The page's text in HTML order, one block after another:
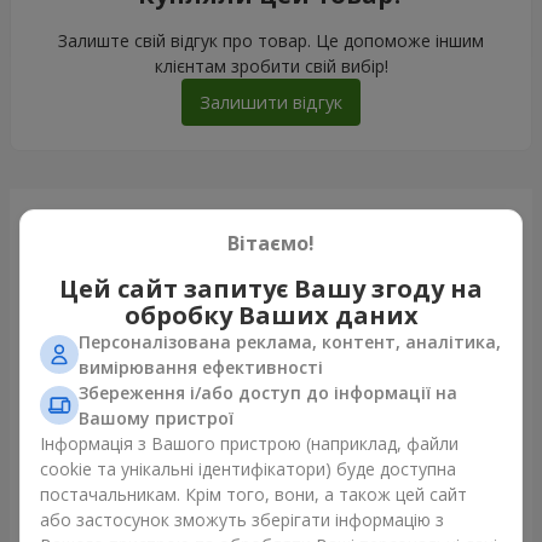
Залиште свій відгук про товар. Це допоможе іншим
клієнтам зробити свій вибір!
Залишити відгук
Букет "Chiffon"
Вітаємо!
Цей сайт запитує Вашу згоду на
обробку Ваших даних
Персоналізована реклама, контент, аналітика,
вимірювання ефективності
Збереження і/або доступ до інформації на
Вашому пристрої
Інформація з Вашого пристрою (наприклад, файли
cookie та унікальні ідентифікатори) буде доступна
постачальникам. Крім того, вони, а також цей сайт
або застосунок зможуть зберігати інформацію з